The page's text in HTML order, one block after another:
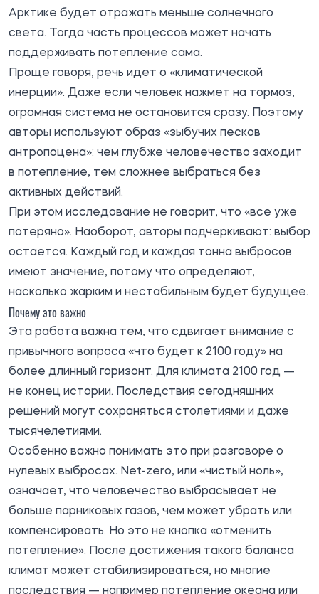
Арктике будет отражать меньше солнечного
света. Тогда часть процессов может начать
поддерживать потепление сама.
Проще говоря, речь идет о «климатической
инерции». Даже если человек нажмет на тормоз,
огромная система не остановится сразу. Поэтому
авторы используют образ «зыбучих песков
антропоцена»: чем глубже человечество заходит
в потепление, тем сложнее выбраться без
активных действий.
При этом исследование не говорит, что «все уже
потеряно». Наоборот, авторы подчеркивают: выбор
остается. Каждый год и каждая тонна выбросов
имеют значение, потому что определяют,
насколько жарким и нестабильным будет будущее.
Почему это важно
Эта работа важна тем, что сдвигает внимание с
привычного вопроса «что будет к 2100 году» на
более длинный горизонт. Для климата 2100 год —
не конец истории. Последствия сегодняшних
решений могут сохраняться столетиями и даже
тысячелетиями.
Особенно важно понимать это при разговоре о
нулевых выбросах. Net-zero, или «чистый ноль»,
означает, что человечество выбрасывает не
больше парниковых газов, чем может убрать или
компенсировать. Но это не кнопка «отменить
потепление». После достижения такого баланса
климат может стабилизироваться, но многие
последствия — например потепление океана или